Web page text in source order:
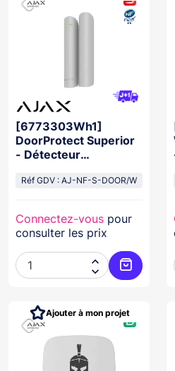
[6773303Wh1]
DoorProtect Superior
- Détecteur
NFA2P
Réf GDV : AJ-NF-S-DOOR/W
Connectez-vous pour
consulter les prix


Ajouter
Ajouter à mon projet